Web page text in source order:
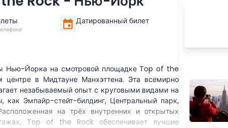
Датированный билет
Нью-Йорка на смотровой площадке Top of the
центре в Мидтауне Манхэттена. Эта всемирно
незабываемый опыт с круговыми видами на
как Эмпайр-стейт-билдинг, Центральный парк,
на трёх внутренних и открытых
Top of the Rock обеспечивает лучшие